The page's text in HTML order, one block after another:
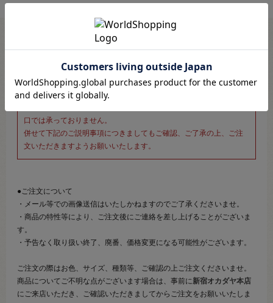
※新宿オカダヤ本店お取り扱い商品のご注文専用ページです※
こちらのページは、店頭にてあらかじめ商品詳細および商品コード
をご確認いただいた上でご注文いただけるページです。
そのため、商品画像および詳細は記載しておりません。
口では承っておりません。
併せて下記のご説明事項につきましてもご確認、ご了承の上、ご注
文いただきますようお願いいたします。
●ご注文について
・メール等での画像送信はいたしかねますのでご了承くださいませ。
・商品の特性等により、ご注文後にご連絡を差し上げることがございま
す。
・予告なく取り扱い終了、廃番、価格変更になる可能性がございます。
ご注文の際はお色、サイズ、種類等、ご確認の上ご注文くださいませ。
商品についてご不明な点がございます場合は、事前に新宿オカダヤ本店
にご来店いただき、ご確認いただきましてからご注文をお願いいたしま